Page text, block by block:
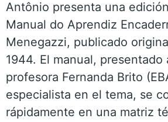
Antônio presenta una
Manual do Aprendiz
Menegazzi, publicado
1944. El manual, presentado
profesora Fernanda Brito
especialista en el tema, se
rápidamente en una matriz